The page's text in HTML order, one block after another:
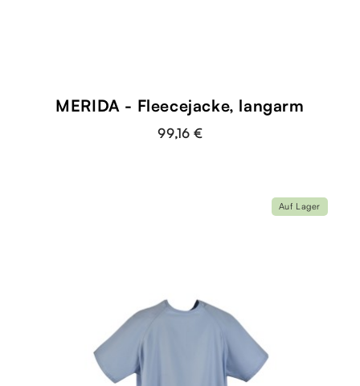
MERIDA - Fleecejacke, langarm
99,16 €
Auf Lager